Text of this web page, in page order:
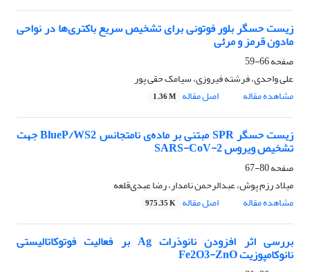
زیست حسگر بلور فوتونی برای تشخیص سریع باکتری‌ها در نواحی
مادون قرمز و مرئی
صفحه66-59
علی واحدی، فرشته فیروزی، سیامک حقی پور
مشاهده مقاله
اصل مقاله 1.36 M
زیست حسگر SPR مبتنی بر ماده‌ی نامتجانس BlueP/WS2 جهت
تشخیص ویروس SARS-CoV-2
صفحه80-67
میلاد رزم پوش، عبدالرحمن نامدار، رضا عبدی‌قلعه
مشاهده مقاله
اصل مقاله 975.35 K
بررسی اثر افزودن نانوذرات Ag بر فعالیت فوتوکاتالیستی
نانوکامپوزیت Fe2O3-ZnO